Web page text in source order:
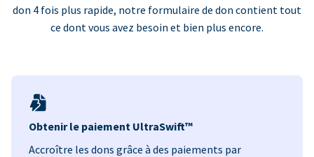
don 4 fois plus rapide, notre formulaire de don contient tout
ce dont vous avez besoin et bien plus encore.
Obtenir le paiement UltraSwift™
Accroître les dons grâce à des paiements par